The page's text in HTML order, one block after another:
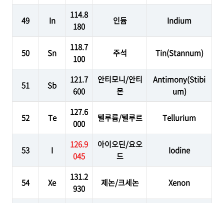
49 In
114.8
180
인듐 Indium
50 Sn
118.7
100
주석 Tin(Stannum)
51 Sb
121.7
600
안티모니/안티
몬
Antimony(Stibi
um)
52 Te
127.6
000
텔루륨/텔루르 Tellurium
53 I
126.9
045
아이오딘/요오
드
Iodine
54 Xe
131.2
930
제논/크세논 Xenon